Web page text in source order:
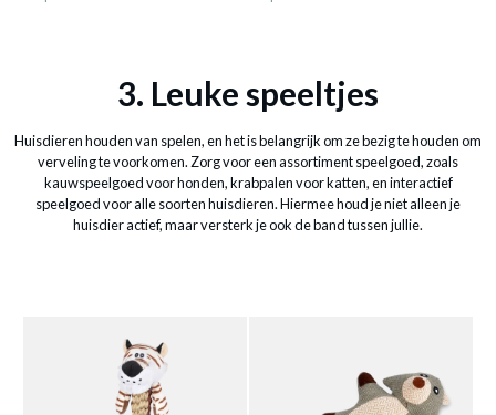
3. Leuke speeltjes
Huisdieren houden van spelen, en het is belangrijk om ze bezig te houden om
verveling te voorkomen. Zorg voor een assortiment speelgoed, zoals
kauwspeelgoed voor honden, krabpalen voor katten, en interactief
speelgoed voor alle soorten huisdieren. Hiermee houd je niet alleen je
huisdier actief, maar versterk je ook de band tussen jullie.